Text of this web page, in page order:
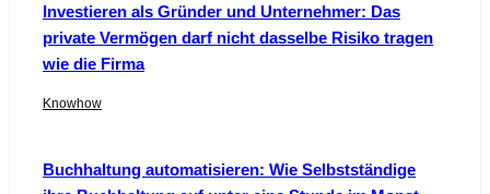
Investieren als Gründer und Unternehmer: Das
private Vermögen darf nicht dasselbe Risiko tragen
wie die Firma
Knowhow
Buchhaltung automatisieren: Wie Selbstständige